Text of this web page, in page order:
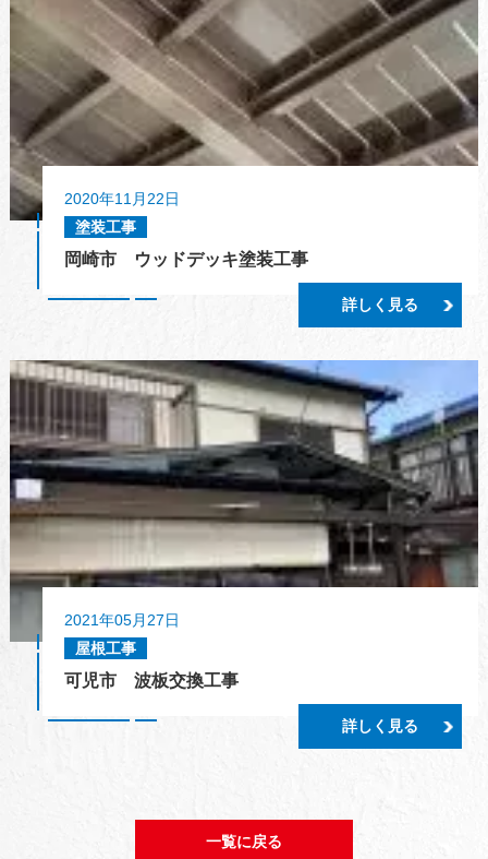
2020年11月22日
塗装工事
岡崎市 ウッドデッキ塗装工事
詳しく見る
2021年05月27日
屋根工事
可児市 波板交換工事
詳しく見る
一覧に戻る